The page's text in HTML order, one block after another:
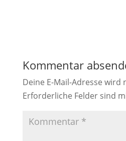
Kommentar
Deine E-Mail-Adresse
Erforderliche Felder sind